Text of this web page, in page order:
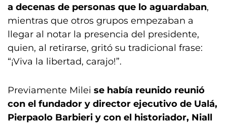
a decenas de personas que lo aguardaban,
mientras que otros grupos empezaban a
llegar al notar la presencia del presidente,
quien, al retirarse, gritó su tradicional frase:
“¡Viva la libertad, carajo!”.
Previamente Milei se había reunido reunió
con el fundador y director ejecutivo de Ualá,
Pierpaolo Barbieri y con el historiador, Niall